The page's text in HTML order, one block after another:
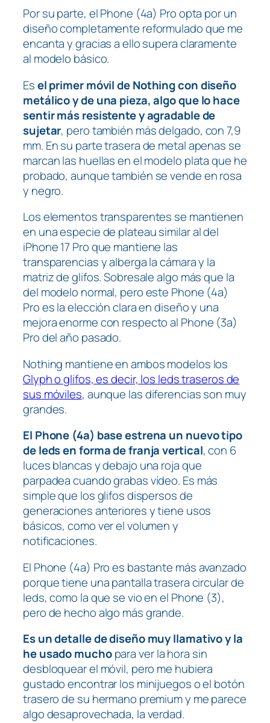
Por su parte, el Phone (4a) Pro opta por un
diseño completamente reformulado que me
encanta y gracias a ello supera claramente
al modelo básico.
Esel primer móvil de Nothing con diseño
metálico y de una pieza, algo que lo hace
sentir más resistente y agradable de
sujetar, pero también más delgado, con 7,9
mm. En su parte trasera de metal apenas se
marcan las huellas en el modelo plata que he
probado, aunque también se vende en rosa
y negro.
Los elementos transparentes se mantienen
en una especie de plateausimilar al del
iPhone 17 Pro que mantiene las
transparencias y alberga la cámara y la
matriz de glifos. Sobresale algo más que la
del modelo normal, pero este Phone (4a)
Pro es la elección clara en diseño y una
mejora enorme con respecto al Phone (3a)
Pro del año pasado.
Nothing mantiene en ambos modelos los
Glyph o glifos, es decir, los leds traseros de
sus móviles, aunque las diferencias son muy
grandes.
El Phone (4a) base estrena un nuevo tipo
de leds en forma de franja vertical, con 6
luces blancas y debajo una roja que
parpadea cuando grabas vídeo. Es más
simple que los glifos dispersos de
generaciones anteriores y tiene usos
básicos, como ver el volumen y
notificaciones.
El Phone (4a) Pro es bastante más avanzado
porque tiene una pantalla trasera circular de
leds, como la que se vio en el Phone (3),
pero de hecho algo más grande.
Es un detalle de diseño muy llamativo y la
he usado muchopara ver la hora sin
desbloquear el móvil, pero me hubiera
gustado encontrar los minijuegos o el botón
trasero de su hermano premium y me parece
algo desaprovechada, la verdad.